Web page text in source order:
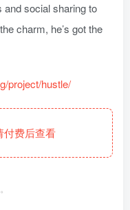
and social sharing to
charm, he’s got the
project/hustle/
费后查看